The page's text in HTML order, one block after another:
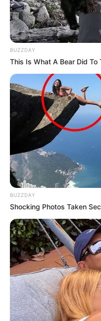
BUZZDAY
This Is What A Bear Did To
BUZZDAY
Shocking Photos Taken